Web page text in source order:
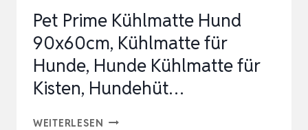
Pet Prime Kühlmatte Hund
90x60cm, Kühlmatte für
Hunde, Hunde Kühlmatte für
Kisten, Hundehüt…
WEITERLESEN PET